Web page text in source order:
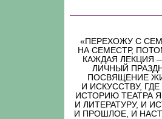
«ПЕРЕХОЖУ С
НА СЕМЕСТР,
КАЖДАЯ ЛЕКЦИЯ
ЛИЧНЫЙ
ПОСВЯЩЕНИЕ
И ИСКУССТВУ, ГДЕ
ИСТОРИЮ ТЕАТРА
И ЛИТЕРАТУРУ, И
И ПРОШЛОЕ, И